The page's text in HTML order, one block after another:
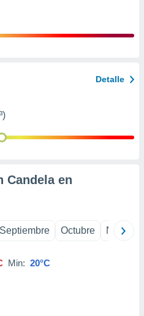
Detalle
Candela en
Septiembre Octubre
Min: 20°C